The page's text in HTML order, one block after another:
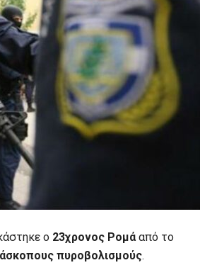
ο 23χρονος Ρομάαπό το
άσκοπους πυροβολισμούς.